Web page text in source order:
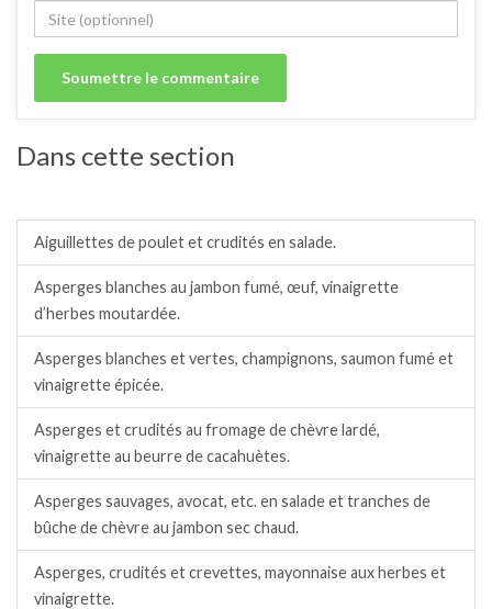
Dans cette section
Aiguillettes de poulet et crudités en salade.
Asperges blanches au jambon fumé, œuf, vinaigrette
d’herbes moutardée.
Asperges blanches et vertes, champignons, saumon fumé et
vinaigrette épicée.
Asperges et crudités au fromage de chèvre lardé,
vinaigrette au beurre de cacahuètes.
Asperges sauvages, avocat, etc. en salade et tranches de
bûche de chèvre au jambon sec chaud.
Asperges, crudités et crevettes, mayonnaise aux herbes et
vinaigrette.